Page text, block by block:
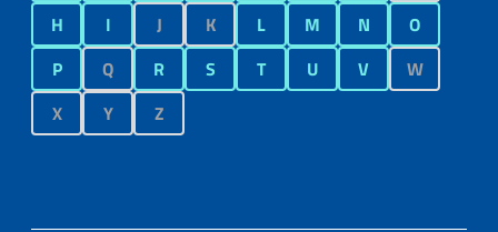
H
I J K L M N
O
P
Q R S T U V
W
X
Y Z